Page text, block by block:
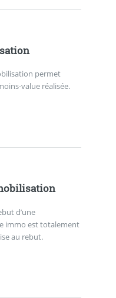
permet
value réalisée.
d’une
immo est totalement
au rebut.